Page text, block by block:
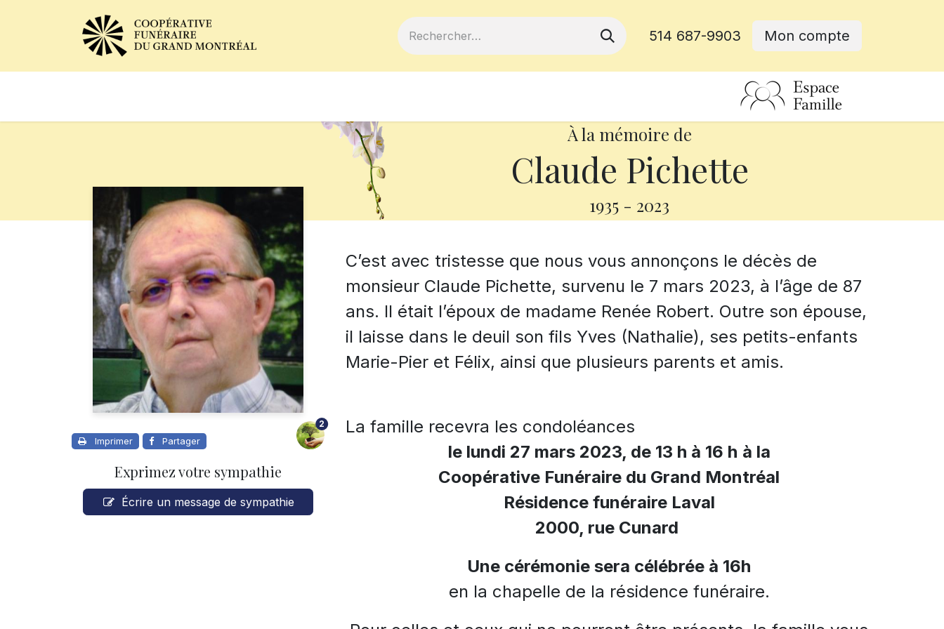
514 687-9903 Mon compte
À la mémoire de
Claude Pichette
1935 - 2023
Imprimer Partager
2
Exprimez votre sympathie
Écrire un message de sympathie
C’est avec tristesse que nous vous annonçons le décès de
monsieur Claude Pichette, survenu le 7 mars 2023, à l’âge de 87
ans. Il était l’époux de madame Renée Robert. Outre son épouse,
il laisse dans le deuil son fils Yves (Nathalie), ses petits-enfants
Marie-Pier et Félix, ainsi que plusieurs parents et amis.
La famille recevra les condoléances
le lundi 27 mars 2023, de 13 h à 16 h à la
Coopérative Funéraire du Grand Montréal
Résidence funéraire Laval
2000, rue Cunard
Une cérémonie sera célébrée à 16h
en la chapelle de la résidence funéraire.